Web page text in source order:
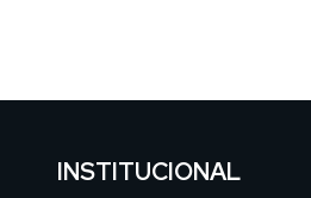
INSTITUCIONAL